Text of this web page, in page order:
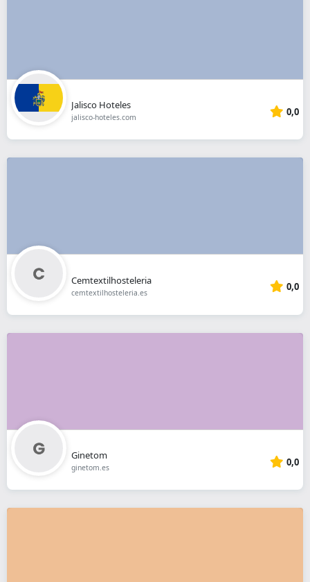
Jalisco Hoteles
jalisco-hoteles.com 0,0
Cemtextilhosteleria
cemtextilhosteleria.es 0,0
Ginetom
ginetom.es 0,0